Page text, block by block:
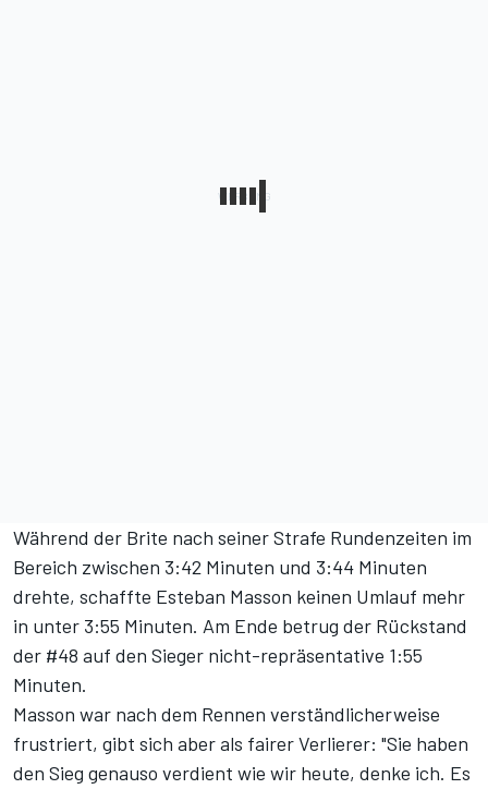
Während der Brite nach seiner Strafe Rundenzeiten im
Bereich zwischen 3:42 Minuten und 3:44 Minuten
drehte, schaffte Esteban Masson keinen Umlauf mehr
in unter 3:55 Minuten. Am Ende betrug der Rückstand
der #48 auf den Sieger nicht-repräsentative 1:55
Minuten.
Masson war nach dem Rennen verständlicherweise
frustriert, gibt sich aber als fairer Verlierer: "Sie haben
den Sieg genauso verdient wie wir heute, denke ich. Es